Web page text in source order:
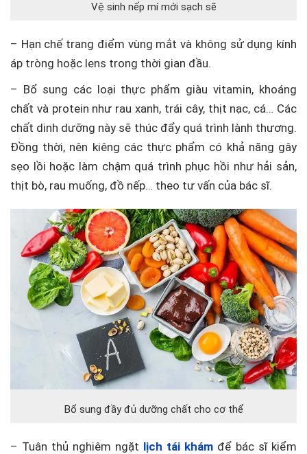
Vệ sinh nếp mí mới sạch sẽ
– Hạn chế trang điểm vùng mắt và không sử dụng kính
áp tròng hoặc lens trong thời gian đầu.
– Bổ sung các loại thực phẩm giàu vitamin, khoáng
chất và protein như rau xanh, trái cây, thịt nạc, cá… Các
chất dinh dưỡng này sẽ thúc đẩy quá trình lành thương.
Đồng thời, nên kiêng các thực phẩm có khả năng gây
sẹo lồi hoặc làm chậm quá trình phục hồi như hải sản,
thịt bò, rau muống, đồ nếp… theo tư vấn của bác sĩ.
Bổ sung đầy đủ dưỡng chất cho cơ thể
– Tuân thủ nghiêm ngặt lịch tái khám để bác sĩ kiểm